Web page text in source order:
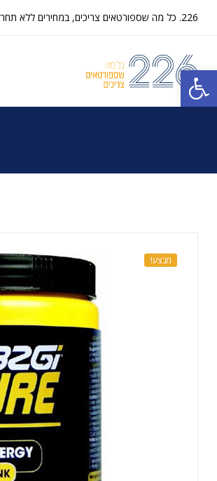
פתח סרגל נגישות
226. כל מה שספורטאים צריכים, במחירים ללא תחרות.
–
ספורט
מבצע!